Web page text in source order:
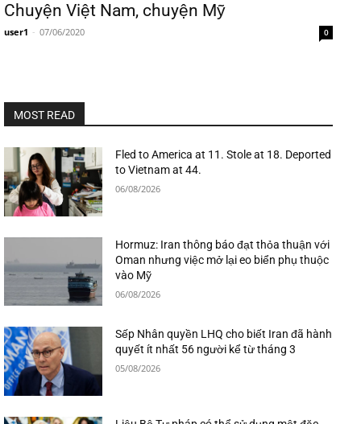
Chuyện Việt Nam, chuyện Mỹ
user1 - 07/06/2020 0
MOST READ
Fled to America at 11. Stole at 18. Deported
to Vietnam at 44.
06/08/2026
Hormuz: Iran thông báo đạt thỏa thuận với
Oman nhưng việc mở lại eo biển phụ thuộc
vào Mỹ
06/08/2026
Sếp Nhân quyền LHQ cho biết Iran đã hành
quyết ít nhất 56 người kể từ tháng 3
05/08/2026